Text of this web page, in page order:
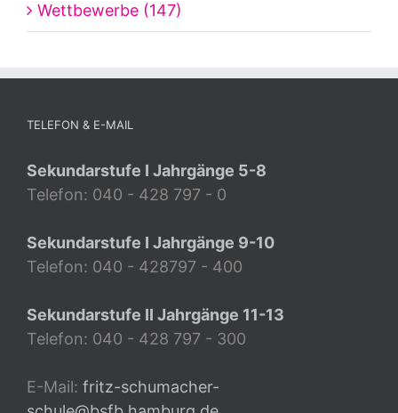
Wettbewerbe (147)
TELEFON & E-MAIL
Sekundarstufe I Jahrgänge 5-8
Telefon: 040 - 428 797 - 0
Sekundarstufe I Jahrgänge 9-10
Telefon: 040 - 428797 - 400
Sekundarstufe II Jahrgänge 11-13
Telefon: 040 - 428 797 - 300
E-Mail: fritz-schumacher-